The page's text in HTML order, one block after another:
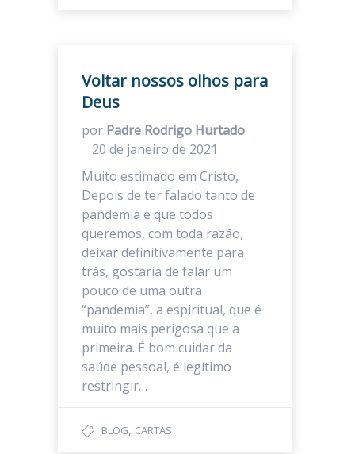
Voltar nossos olhos para
Deus
por Padre Rodrigo Hurtado
20 de janeiro de 2021
Muito estimado em Cristo,
Depois de ter falado tanto de
pandemia e que todos
queremos, com toda razão,
deixar definitivamente para
trás, gostaria de falar um
pouco de uma outra
“pandemia”, a espiritual, que é
muito mais perigosa que a
primeira. É bom cuidar da
saúde pessoal, é legítimo
restringir…
BLOG, CARTAS